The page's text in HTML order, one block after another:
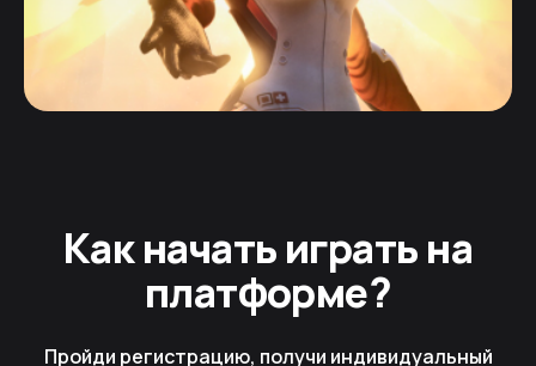
Как начать играть на
платформе?
Пройди регистрацию, получи индивидуальный